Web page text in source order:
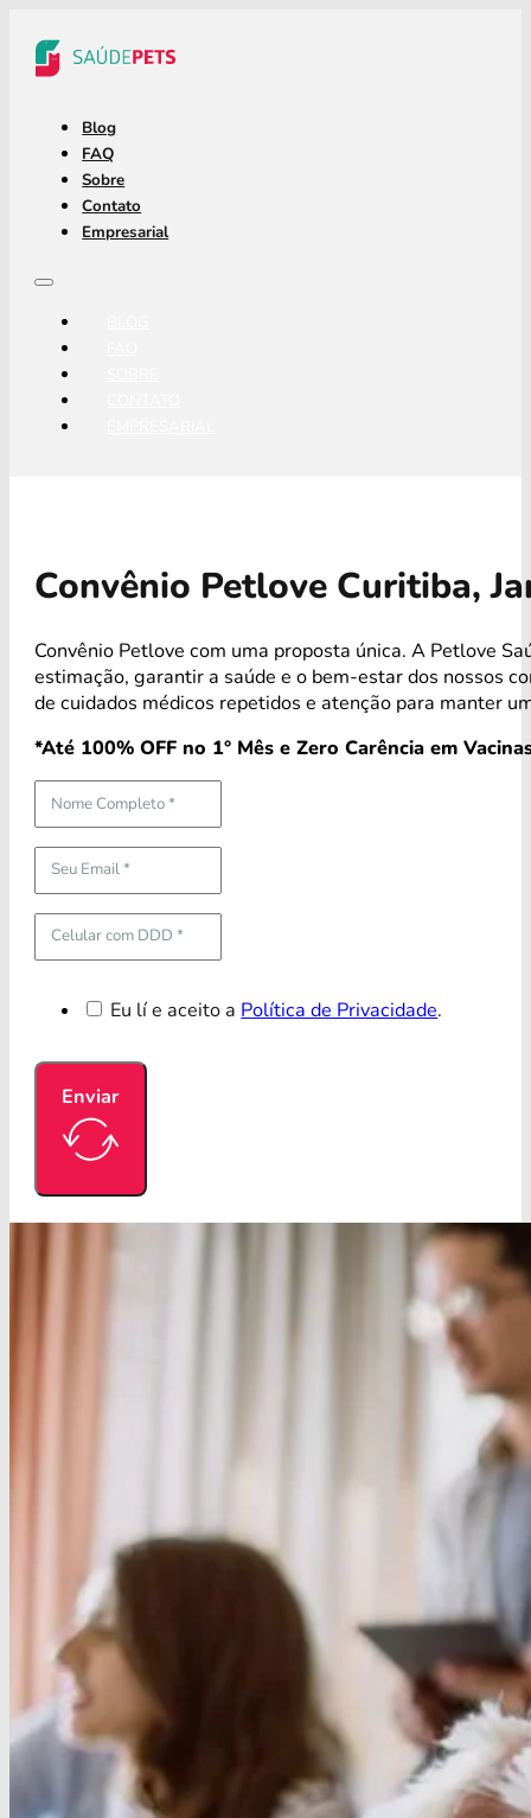
Blog
FAQ
Sobre
Contato
Empresarial
Convênio Petlove Curitiba,
Convênio Petlove com uma proposta única. A Petlove
estimação, garantir a saúde e o bem-estar dos nossos
de cuidados médicos repetidos e atenção para manter
*Até 100% OFF no 1° Mês e Zero Carência em
Eu lí e aceito aPolítica de Privacidade.
Enviar